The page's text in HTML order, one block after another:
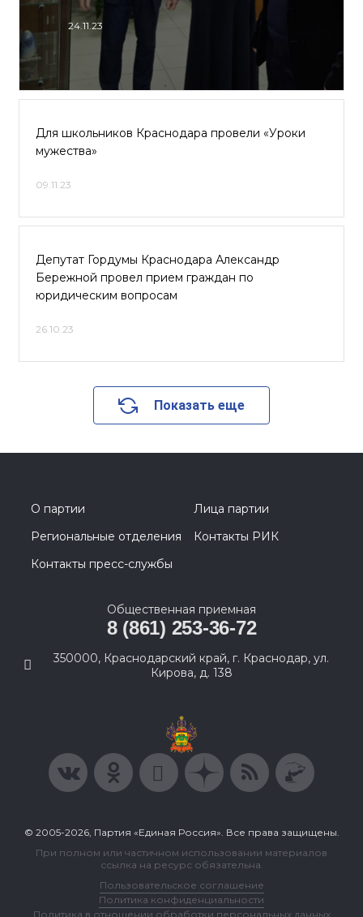
24.11.23
Для школьников Краснодара провели «Уроки
мужества»
09.11.23
Депутат Гордумы Краснодара Александр
Бережной провел прием граждан по
юридическим вопросам
26.10.23
Показать еще
О партии
Лица партии
Региональные отделения
Контакты РИК
Контакты пресс-службы
Общественная приемная
8 (861) 253-36-72
350000, Краснодарский край, г. Краснодар, ул.
Кирова, д. 138
© 2005-2026, Партия «Единая Россия». Все права защищены.
При полном или частичном использовании материалов
ссылка на ресурс обязательна.
Пользовательское соглашение
Политика конфиденциальности
Политика в отношении обработки персональных данных